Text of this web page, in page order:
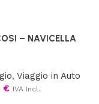
– NAVICELLA
, Viaggio in Auto
€ IVA Incl.